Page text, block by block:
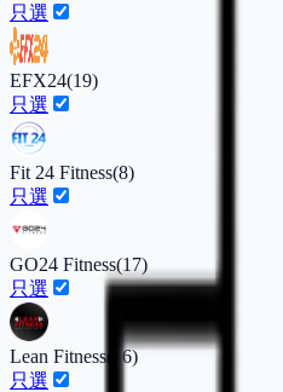
只選
EFX24(19)
只選
Fit 24 Fitness(8)
只選
GO24 Fitness(17)
只選
Lean Fitness( 16)
只選